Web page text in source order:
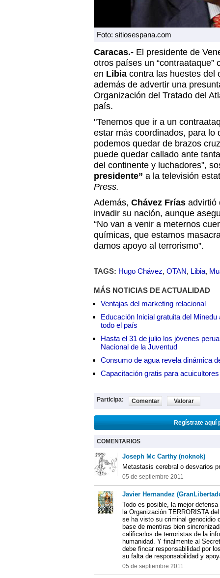
Foto: sitiosespana.com
Caracas.- El presidente de
otros países un
en Libia contra las huestes del
además de advertir una
Organización del Tratado del
país.
"Tenemos que ir a un
estar más coordinados, para lo
podemos quedar de brazos
puede quedar callado ante
del continente y luchadores",
presidente” a la televisión
Press.
Además, Chávez Frías advirtió
invadir su nación, aunque
“No van a venir a meternos
químicas, que estamos
damos apoyo al terrorismo”.
TAGS: Hugo Chávez, OTAN, Libia,
MÁS NOTICIAS DE ACTUALIDAD
Ventajas del marketing relacional
Educación Inicial gratuita del
todo el país
Hasta el 31 de julio los jóvenes
Nacional de la Juventud
Consumo de agua revela dinámica
Capacitación gratis para
Participa: Comentar Valorar
Regístrate aquí
COMENTARIOS
Joseph Mc Carthy (noknok)
Metastasis cerebral o desvarios
05 de septiembre 2011
Javier Hernandez
Todo es posible, la mejor
la Organización TERRORISTA
se ha visto su criminal genocidio
base de mentiras bien
calificarlos de terroristas de la
humanidad. Y finalmente al
debe fincar responsabilidad por
su falta de responsabilidad y
05 de septiembre 2011